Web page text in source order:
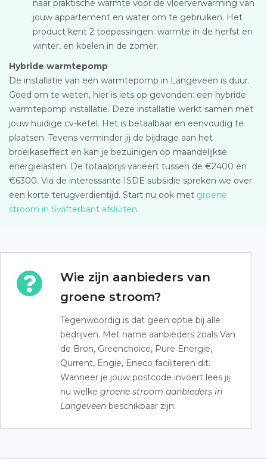
naar praktische warmte voor de vloerverwarming van
jouw appartement en water om te gebruiken. Het
product kent 2 toepassingen: warmte in de herfst en
winter, en koelen in de zomer.
Hybride warmtepomp
De installatie van een warmtepomp in Langeveen is duur.
Goed om te weten, hier is iets op gevonden: een hybride
warmtepomp installatie. Deze installatie werkt samen met
jouw huidige cv-ketel. Het is betaalbaar en eenvoudig te
plaatsen. Tevens verminder jij de bijdrage aan het
broeikaseffect en kan je bezuinigen op maandelijkse
energielasten. De totaalprijs varieert tussen de €2400 en
€6300. Via de interessante ISDE subsidie spreken we over
een korte terugverdientijd. Start nu ook met groene
stroom in Swifterbant afsluiten.
Wie zijn aanbieders van
groene stroom?
Tegenwoordig is dat geen optie bij alle
bedrijven. Met name aanbieders zoals Van
de Bron, Greenchoice, Pure Energie,
Qurrent, Engie, Eneco faciliteren dit.
Wanneer je jouw postcode invoert lees jij
nu welke groene stroom aanbieders in
Langeveen beschikbaar zijn.